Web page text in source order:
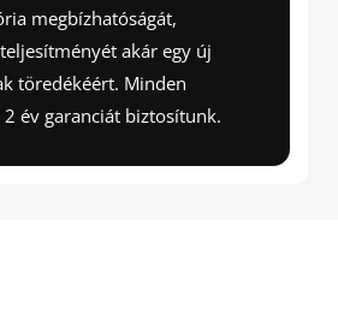
megbízhatóságát,
akár egy új
töredékéért. Minden
év garanciát biztosítunk.